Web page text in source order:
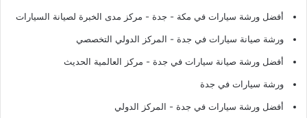
أفضل ورشة سيارات في مكة - جدة - مركز مدى الخبرة لصيانة السيارات
ورشة صيانة سيارات في جدة - المركز الدولي التخصصي
أفضل ورشة صيانة سيارات في جدة - مركز العالمية الحديث
ورشة سيارات في جدة
أفضل ورشة سيارات في جدة - المركز الدولي